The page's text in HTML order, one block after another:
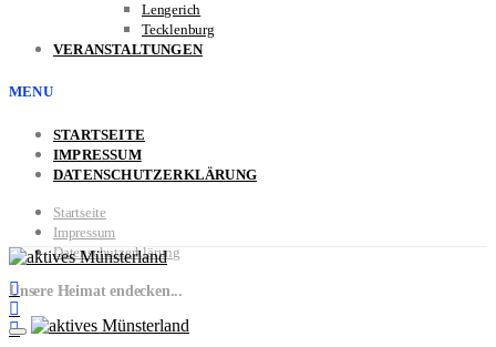
Lengerich
Tecklenburg
VERANSTALTUNGEN
MENU
STARTSEITE
IMPRESSUM
DATENSCHUTZERKLÄRUNG
Startseite
Impressum
Datenschutzerklärung
Unsere Heimat endecken...